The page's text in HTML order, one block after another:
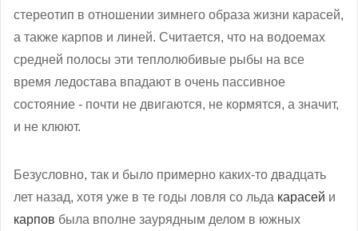
стереотип в отношении зимнего образа жизни карасей,
а также карпов и линей. Считается, что на водоемах
средней полосы эти теплолюбивые рыбы на все
время ледостава впадают в очень пассивное
состояние - почти не двигаются, не кормятся, а значит,
и не клюют.
Безусловно, так и было примерно каких-то двадцать
лет назад, хотя уже в те годы ловля со льда карасей и
карпов была вполне заурядным делом в южных